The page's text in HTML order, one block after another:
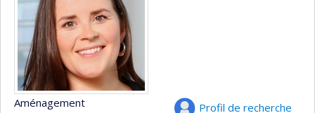
Profil de recherche
Aménagement